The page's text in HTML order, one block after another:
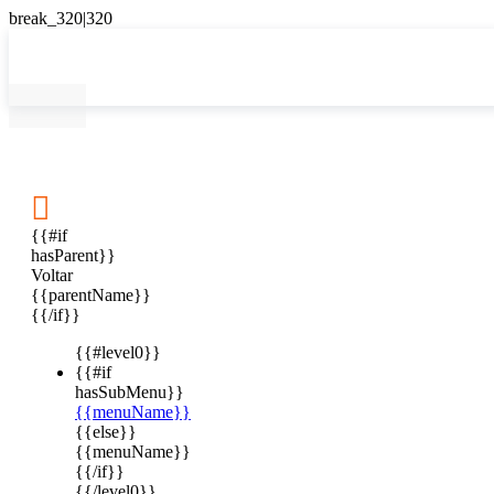

{{#if
hasParent}}
Voltar
{{parentName}}
{{/if}}
{{#level0}}
{{#if
hasSubMenu}}
{{menuName}}
{{else}}
{{menuName}}
{{/if}}